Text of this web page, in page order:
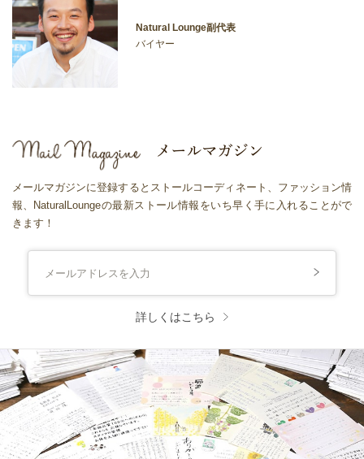
Natural Lounge副代表
バイヤー
メールマガジンに登録するとストールコーディネート、ファッション情
報、NaturalLoungeの最新ストール情報をいち早く手に入れることがで
きます！
詳しくはこちら